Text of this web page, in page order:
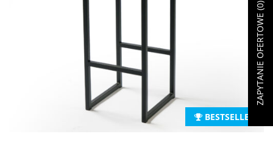
BESTSELLER
ZAPYTANIE OFERTOWE (
0
)